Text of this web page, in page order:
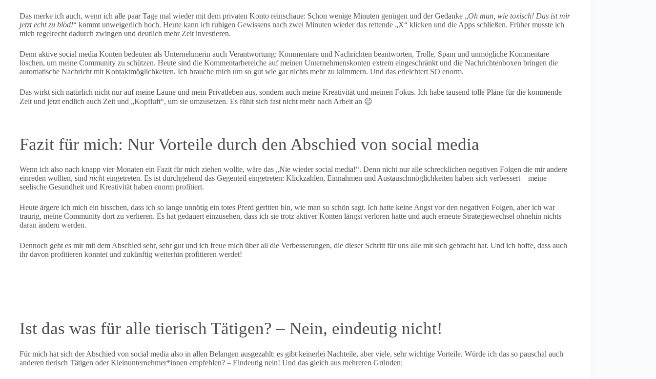
Das merke ich auch, wenn ich alle paar Tage mal wieder mit dem privaten Konto reinschaue: Schon wenige Minuten genügen und der Gedanke „Oh man, wie toxisch! Das ist mir
jetzt echt zu blöd!“ kommt unweigerlich hoch. Heute kann ich ruhigen Gewissens nach zwei Minuten wieder das rettende „X“ klicken und die Apps schließen. Früher musste ich
mich regelrecht dadurch zwingen und deutlich mehr Zeit investieren.
Denn aktive social media Konten bedeuten als Unternehmerin auch Verantwortung: Kommentare und Nachrichten beantworten, Trolle, Spam und unmögliche Kommentare
löschen, um meine Community zu schützen. Heute sind die Kommentarbereiche auf meinen Unternehmenskonten extrem eingeschränkt und die Nachrichtenboxen bringen die
automatische Nachricht mit Kontaktmöglichkeiten. Ich brauche mich um so gut wie gar nichts mehr zu kümmern. Und das erleichtert SO enorm.
Das wirkt sich natürlich nicht nur auf meine Laune und mein Privatleben aus, sondern auch meine Kreativität und meinen Fokus. Ich habe tausend tolle Pläne für die kommende
Zeit und jetzt endlich auch Zeit und „Kopfluft“, um sie umzusetzen. Es fühlt sich fast nicht mehr nach Arbeit an 😉
Fazit für mich: Nur Vorteile durch den Abschied von social media
Wenn ich also nach knapp vier Monaten ein Fazit für mich ziehen wollte, wäre das „Nie wieder social media!“. Denn nicht nur alle schrecklichen negativen Folgen die mir andere
einreden wollten, sind nichteingetreten. Es ist durchgehend das Gegenteil eingetreten: Klickzahlen, Einnahmen und Austauschmöglichkeiten haben sich verbessert – meine
seelische Gesundheit und Kreativität haben enorm profitiert.
Heute ärgere ich mich ein bisschen, dass ich so lange unnötig ein totes Pferd geritten bin, wie man so schön sagt. Ich hatte keine Angst vor den negativen Folgen, aber ich war
traurig, meine Community dort zu verlieren. Es hat gedauert einzusehen, dass ich sie trotz aktiver Konten längst verloren hatte und auch erneute Strategiewechsel ohnehin nichts
daran ändern werden.
Dennoch geht es mir mit dem Abschied sehr, sehr gut und ich freue mich über all die Verbesserungen, die dieser Schritt für uns alle mit sich gebracht hat. Und ich hoffe, dass auch
ihr davon profitieren konntet und zukünftig weiterhin profitieren werdet!
Ist das was für alle tierisch Tätigen? – Nein, eindeutig nicht!
Für mich hat sich der Abschied von social media also in allen Belangen ausgezahlt: es gibt keinerlei Nachteile, aber viele, sehr wichtige Vorteile. Würde ich das so pauschal auch
anderen tierisch Tätigen oder Kleinunternehmer*innen empfehlen? – Eindeutig nein! Und das gleich aus mehreren Gründen: